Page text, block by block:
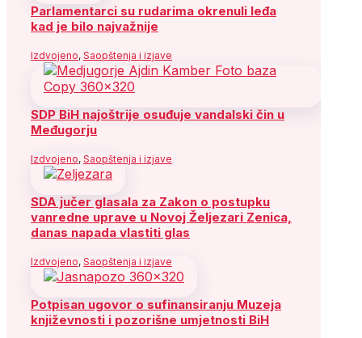
Parlamentarci su rudarima okrenuli leđa
kad je bilo najvažnije
Izdvojeno, Saopštenja i izjave
SDP BiH najoštrije osuđuje vandalski čin u
Međugorju
Izdvojeno, Saopštenja i izjave
SDA jučer glasala za Zakon o postupku
vanredne uprave u Novoj Željezari Zenica,
danas napada vlastiti glas
Izdvojeno, Saopštenja i izjave
Potpisan ugovor o sufinansiranju Muzeja
književnosti i pozorišne umjetnosti BiH